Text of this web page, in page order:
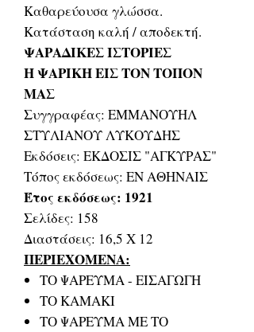
Καθαρεύουσα γλώσσα.
Κατάσταση καλή / αποδεκτή.
ΨΑΡΑΔΙΚΕΣ ΙΣΤΟΡΙΕΣ
Η ΨΑΡΙΚΗ ΕΙΣ ΤΟΝ ΤΟΠΟΝ
ΜΑΣ
Συγγραφέας: ΕΜΜΑΝΟΥΗΛ
ΣΤΥΛΙΑΝΟΥ ΛΥΚΟΥΔΗΣ
Εκδόσεις: ΕΚΔΟΣΙΣ "ΑΓΚΥΡΑΣ"
Τόπος εκδόσεως: ΕΝ ΑΘΗΝΑΙΣ
Έτος εκδόσεως: 1921
Σελίδες: 158
Διαστάσεις: 16,5 Χ 12
ΠΕΡΙΕΧΟΜΕΝΑ:
ΤΟ ΨΑΡΕΥΜΑ - ΕΙΣΑΓΩΓΗ
ΤΟ ΚΑΜΑΚΙ
ΤΟ ΨΑΡΕΥΜΑ ΜΕ ΤΟ